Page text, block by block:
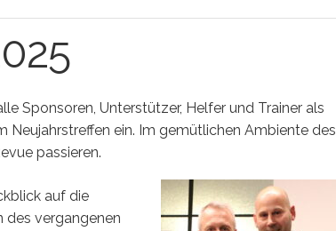
Sponsoren, Unterstützer, Helfer und Trainer als
Neujahrstreffen ein. Im gemütlichen Ambiente des
passieren.
auf die
des vergangenen